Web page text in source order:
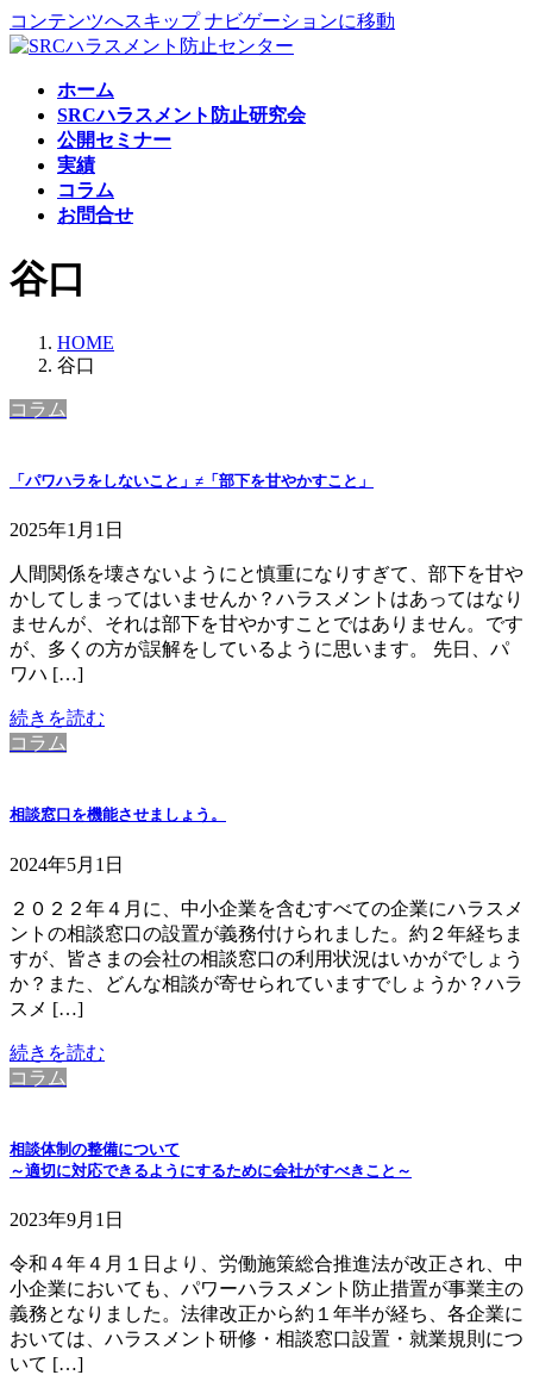
コンテンツへスキップ ナビゲーションに移動
ホーム
SRCハラスメント防止研究会
公開セミナー
実績
コラム
お問合せ
谷口
HOME
谷口
コラム
「パワハラをしないこと」≠「部下を甘やかすこと」
2025年1月1日
人間関係を壊さないようにと慎重になりすぎて、部下を甘や
かしてしまってはいませんか？ハラスメントはあってはなり
ませんが、それは部下を甘やかすことではありません。です
が、多くの方が誤解をしているように思います。 先日、パ
ワハ […]
続きを読む
コラム
相談窓口を機能させましょう。
2024年5月1日
２０２２年４月に、中小企業を含むすべての企業にハラスメ
ントの相談窓口の設置が義務付けられました。約２年経ちま
すが、皆さまの会社の相談窓口の利用状況はいかがでしょう
か？また、どんな相談が寄せられていますでしょうか？ハラ
スメ […]
続きを読む
コラム
相談体制の整備について
～適切に対応できるようにするために会社がすべきこと～
2023年9月1日
令和４年４月１日より、労働施策総合推進法が改正され、中
小企業においても、パワーハラスメント防止措置が事業主の
義務となりました。法律改正から約１年半が経ち、各企業に
おいては、ハラスメント研修・相談窓口設置・就業規則につ
いて […]